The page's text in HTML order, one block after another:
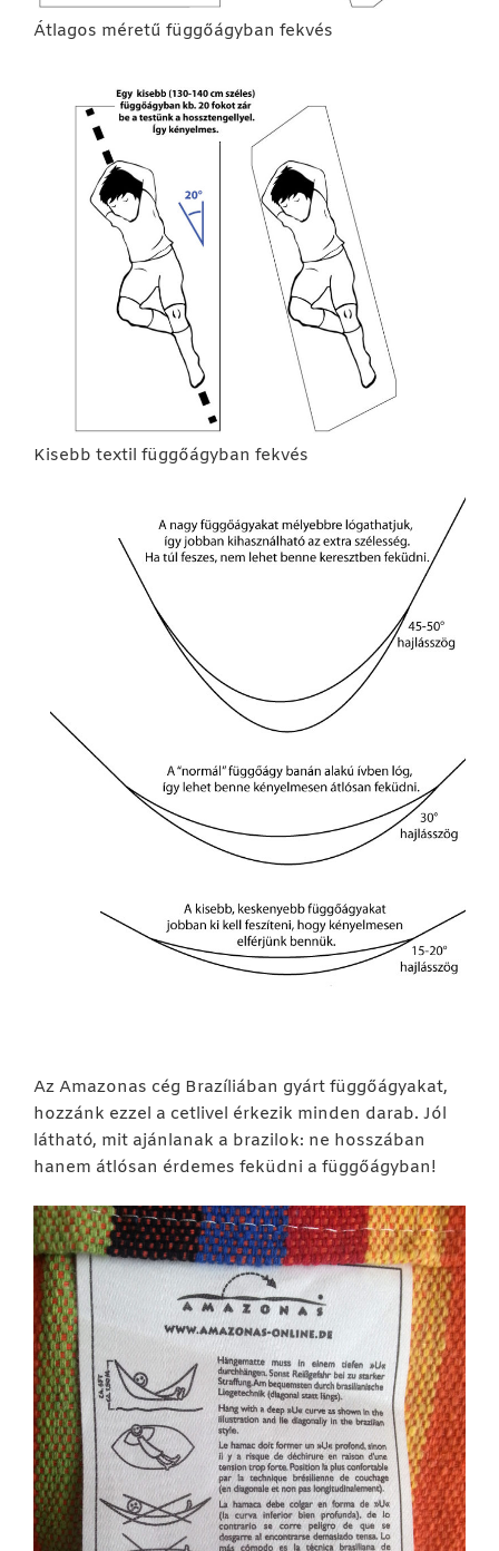
Átlagos méretű függőágyban fekvés
Kisebb textil függőágyban fekvés
Az Amazonas cég Brazíliában gyárt függőágyakat,
hozzánk ezzel a cetlivel érkezik minden darab. Jól
látható, mit ajánlanak a brazilok: ne hosszában
hanem átlósan érdemes feküdni a függőágyban!